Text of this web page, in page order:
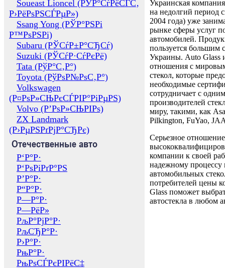
Soueast Lioncel (РЎР°СѓРёСЃС‚
Р›РёРѕРЅСЃРµР»)
Ssang Yong (РЎР°РЅРі
Р™РѕРЅРі)
Subaru (РЎСѓР±Р°СЂСѓ)
Suzuki (РЎСѓР·СѓРєРё)
Tata (РўР°С‚Р°)
Toyota (РўРѕР№РѕС‚Р°)
Volkswagen
(Р¤РѕР»СЊРєСЃРІР°РіРµРЅ)
Volvo (Р’РѕР»СЊРІРѕ)
ZX Landmark
(Р›РµРЅРґРјР°СЂРє)
Отечественные авто
Р‘Р°Р·
Р‘РѕРіРґР°РЅ
Р’Р°Р·
Р“Р°Р·
Р—Р°Р·
Р—РёР»
РљР°РјР°Р·
РљСЂР°Р·
Р›Р°Р·
РњР°Р·
РњРѕСЃРєРІРёС‡
Украинская
на недолгий период
2004 года) уже
рынке сферы услуг
автомобилей.
пользуется большим
Украины. Auto Glass
отношения с
стекол, которые
необходимые
сотрудничает с
производителей
миру, такими, как
Pilkington, FuYao,
Серьезное отношение
компании к своей
надежному процессу
автомобильных
потребителей цены
Glass поможет
автостекла в любом